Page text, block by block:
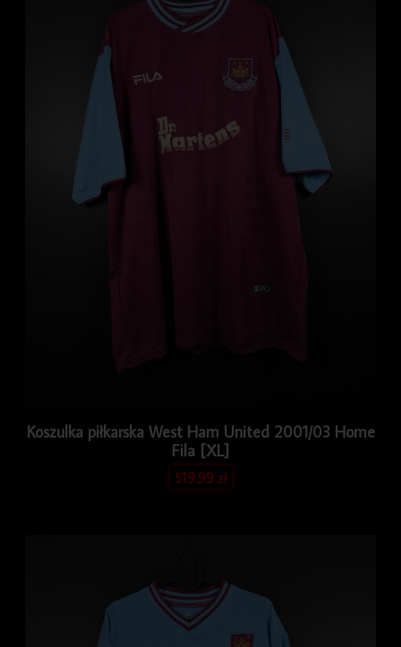
Koszulka piłkarska West Ham United 2001/03 Home
Fila [XL]
519.99zł